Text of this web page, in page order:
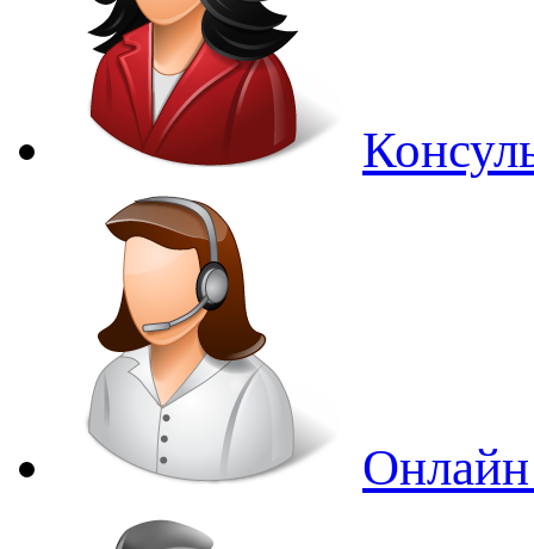
Онлайн